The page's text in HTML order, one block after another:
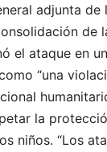
adjunta de
de
el ataque en
“una
la
niños. “Los